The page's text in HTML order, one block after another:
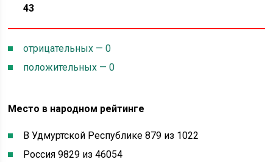
43
отрицательных — 0
положительных — 0
Место в народном рейтинге
В Удмуртской Республике 879 из 1022
Россия 9829 из 46054